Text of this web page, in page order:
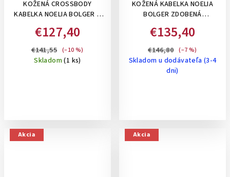
KOŽENÁ CROSSBODY
KABELKA NOELIA BOLGER S
STREDE, A4 VEĽKOSŤ -
KOŇAKOVÁ
€127,40
€141,55 (–10 %)
Skladom(1 ks)
KOŽENÁ KABELKA NOELIA
BOLGER ZDOBENÁ
STREDNÁ S 2 RAMIENKAMI -
ČERVENÁ
€135,40
€146,80 (–7 %)
Skladom u dodávateľa (3-4
dni)
Akcia Akcia